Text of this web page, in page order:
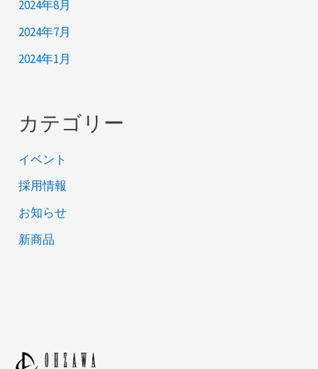
2024年8月
2024年7月
2024年1月
カテゴリー
イベント
採用情報
お知らせ
新商品